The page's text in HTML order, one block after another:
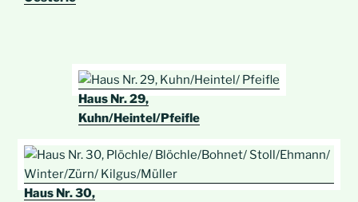
Haus Nr. 29,
Kuhn/Heintel/Pfeifle
Haus Nr. 30,